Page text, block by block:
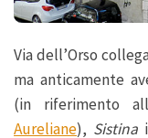
Via dell’Orso
ma anticamente
(in riferimento
Aureliane), Sistina